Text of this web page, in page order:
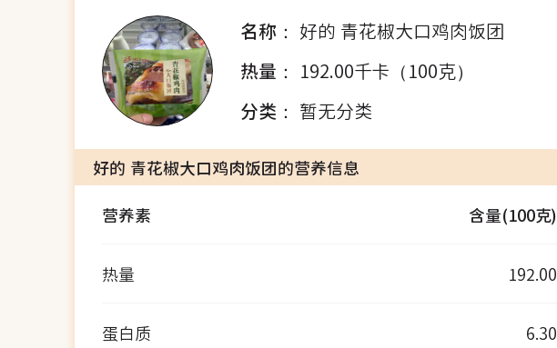
名称： 好的 青花椒大口鸡肉饭团
热量： 192.00千卡（100克）
分类： 暂无分类
好的 青花椒大口鸡肉饭团的营养信息
营养素
含量(100克)
热量 192.00
蛋白质 6.30